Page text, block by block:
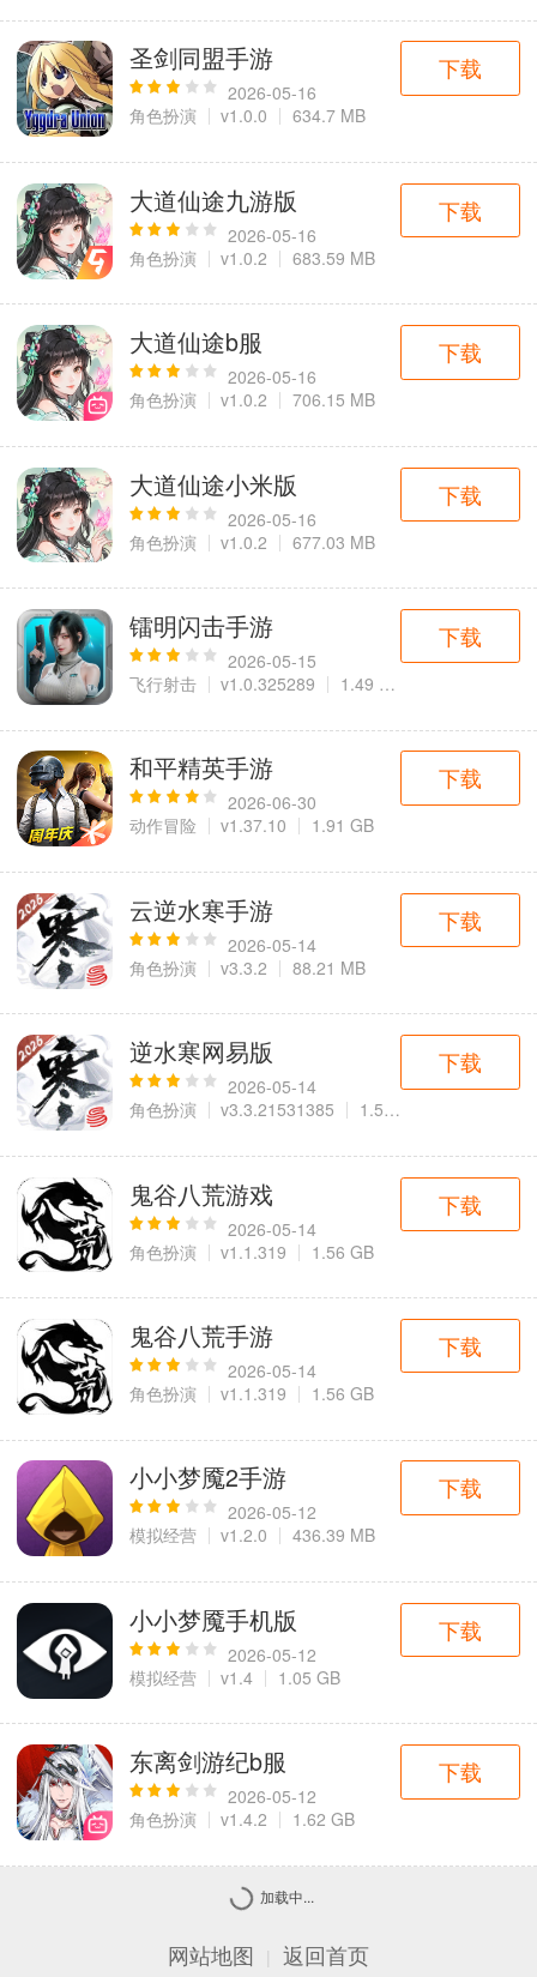
圣剑同盟手游
2026-05-16
角色扮演
v1.0.0 634.7 MB
下载
大道仙途九游版
2026-05-16
角色扮演
v1.0.2 683.59 MB
下载
大道仙途b服
2026-05-16
角色扮演
v1.0.2 706.15 MB
下载
大道仙途小米版
2026-05-16
角色扮演
v1.0.2 677.03 MB
下载
镭明闪击手游
2026-05-15
飞行射击
v1.0.325289 1.49 GB
下载
和平精英手游
2026-06-30
动作冒险
v1.37.10 1.91 GB
下载
云逆水寒手游
2026-05-14
角色扮演
v3.3.2 88.21 MB
下载
逆水寒网易版
2026-05-14
角色扮演
v3.3.21531385 1.54 GB
下载
鬼谷八荒游戏
2026-05-14
角色扮演
v1.1.319 1.56 GB
下载
鬼谷八荒手游
2026-05-14
角色扮演
v1.1.319 1.56 GB
下载
小小梦魇2手游
2026-05-12
模拟经营
v1.2.0 436.39 MB
下载
小小梦魇手机版
2026-05-12
模拟经营
v1.4 1.05 GB
下载
东离剑游纪b服
2026-05-12
角色扮演
v1.4.2 1.62 GB
下载
加载中...
网站地图 返回首页